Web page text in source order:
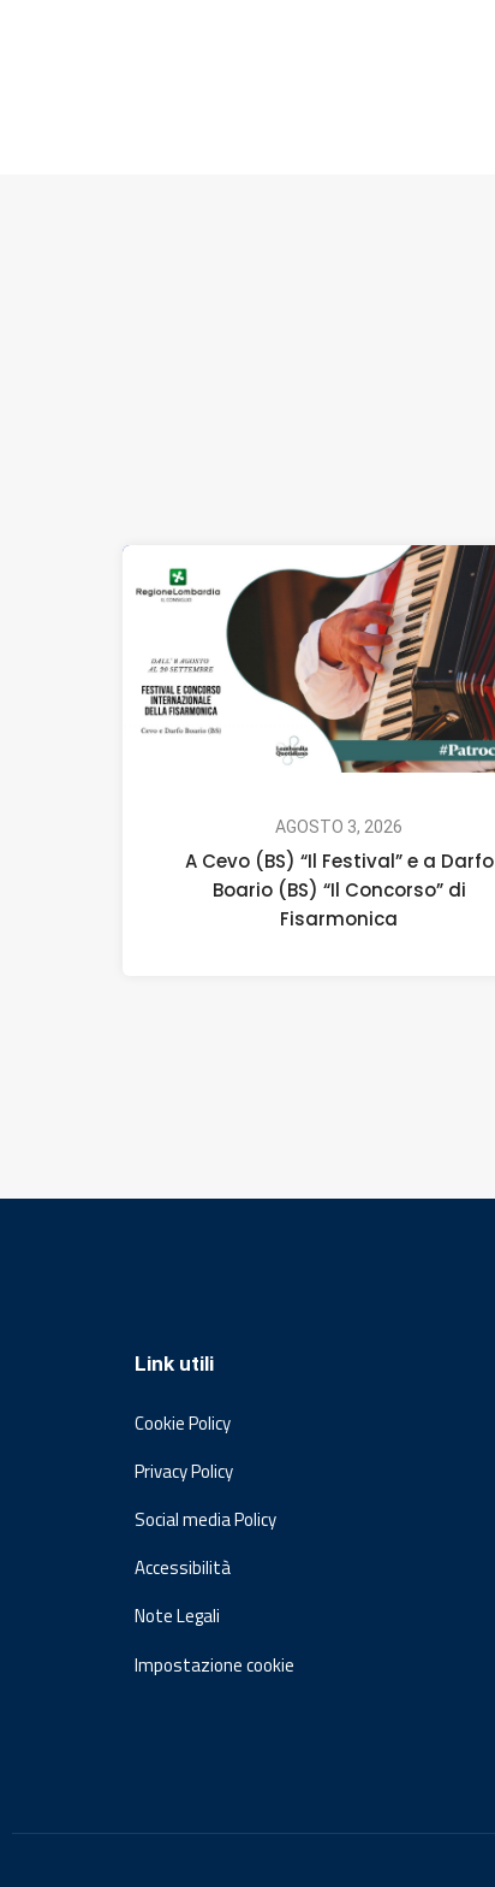
AGOSTO 3, 2026
A Cevo (BS) “Il Festival” e a Darfo
Boario (BS) “Il Concorso” di
Fisarmonica
Link utili
Cookie Policy
Privacy Policy
Social media Policy
Accessibilità
Note Legali
Impostazione cookie